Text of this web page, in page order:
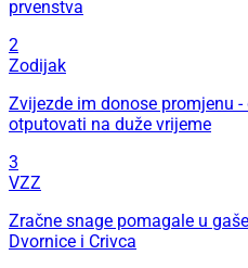
prvenstva
2
Zodijak
Zvijezde im donose promjenu
otputovati na duže vrijeme
3
VZZ
Zračne snage pomagale u
Dvornice i Crivca